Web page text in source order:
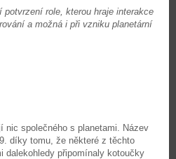
role, kterou hraje interakce
a možná i při vzniku planetární
nic společného s planetami. Název
díky tomu, že některé z těchto
dalekohledy připomínaly kotoučky